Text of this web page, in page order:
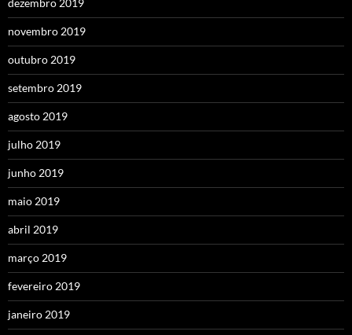
dezembro 2019
novembro 2019
outubro 2019
setembro 2019
agosto 2019
julho 2019
junho 2019
maio 2019
abril 2019
março 2019
fevereiro 2019
janeiro 2019